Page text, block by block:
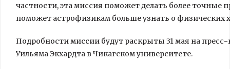
частности, эта миссия поможет делать более
поможет астрофизикам больше узнать о физических
Подробности миссии будут раскрыты 31 мая на
Уильяма Экхардта в Чикагском университете.